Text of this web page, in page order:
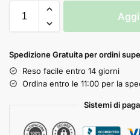
Spedizione Gratuita per ordini
Reso facile entro 14 giorni
Ordina entro le 11:00 per la
Sistemi di